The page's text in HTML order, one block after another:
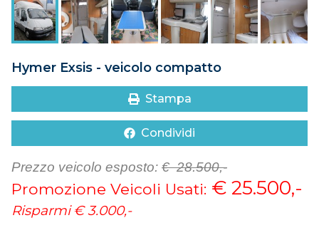
DOVE SIAMO
CONTATTI
Hymer Exsis - veicolo compatto
Stampa
Condividi
Prezzo veicolo esposto: € 28.500,-
Promozione Veicoli Usati: € 25.500,-
Risparmi € 3.000,-